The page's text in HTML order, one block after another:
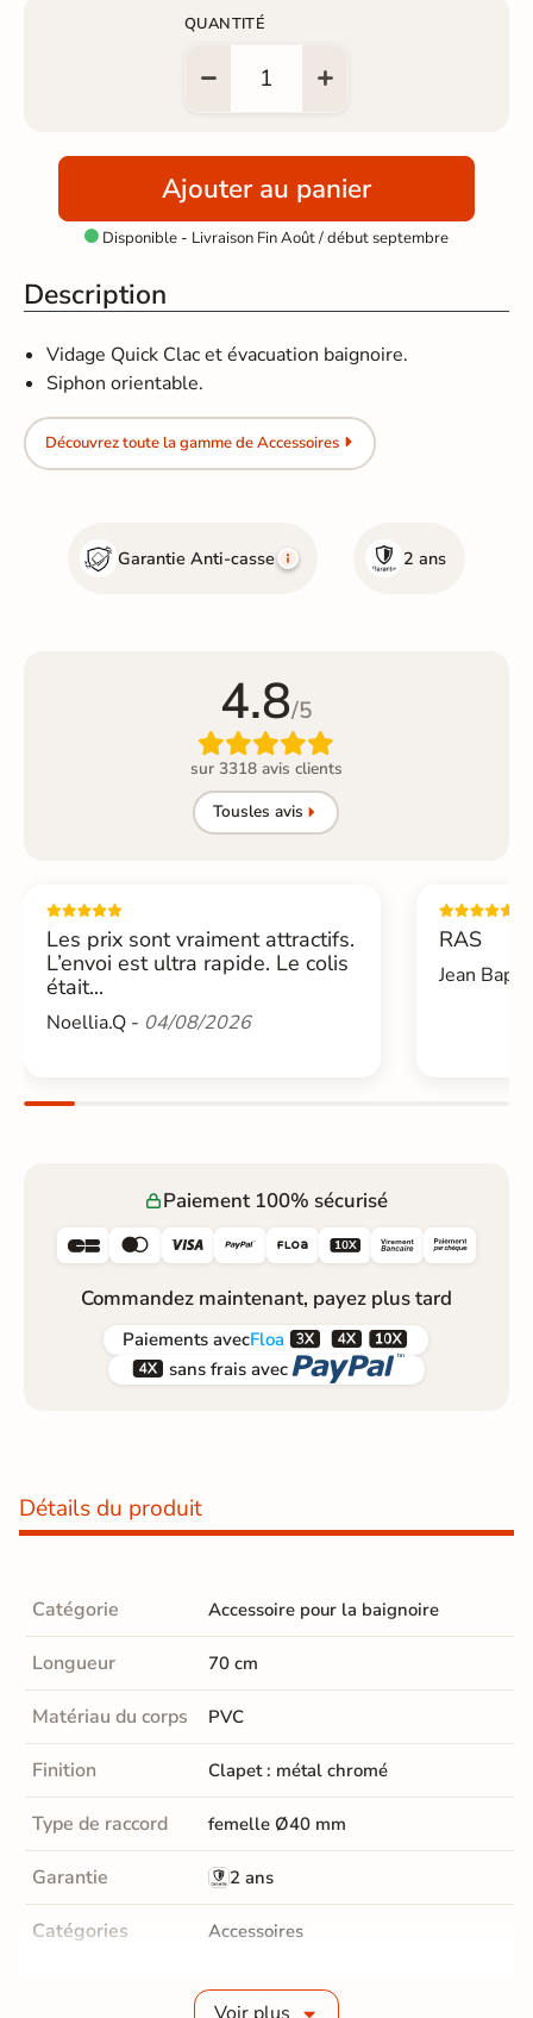
QUANTITÉ
Ajouter au panier
 Disponible - Livraison Fin Août / début septembre
Description
Vidage Quick Clac et évacuation baignoire.
Siphon orientable.
Découvrez toute la gamme de Accessoires
Garantie Anti-casse 2 ans
4.8/5

sur 3318 avis clients
Tousles avis
Les prix sont vraiment attractifs.
L’envoi est ultra rapide. Le colis
était...
Noellia.Q - 04/08/2026
RAS
Jean
Paiement 100% sécurisé
     
Commandez maintenant, payez plus tard
Paiements avecFloa  
 sans frais avec 
Détails du produit
Catégorie Accessoire pour la baignoire
Longueur 70 cm
Matériau du corps PVC
Finition Clapet : métal chromé
Type de raccord femelle Ø40 mm
Garantie 2 ans
Catégories Accessoires